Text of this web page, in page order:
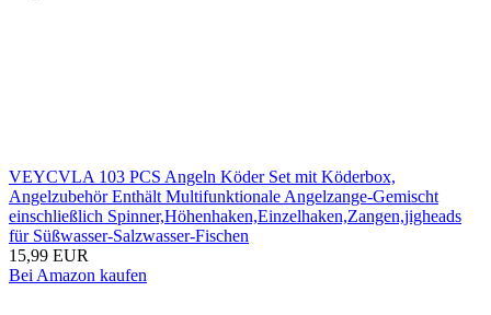
VEYCVLA 103 PCS Angeln Köder Set mit Köderbox,
Angelzubehör Enthält Multifunktionale Angelzange-Gemischt
einschließlich Spinner,Höhenhaken,Einzelhaken,Zangen,jigheads
für Süßwasser-Salzwasser-Fischen
15,99 EUR
Bei Amazon kaufen